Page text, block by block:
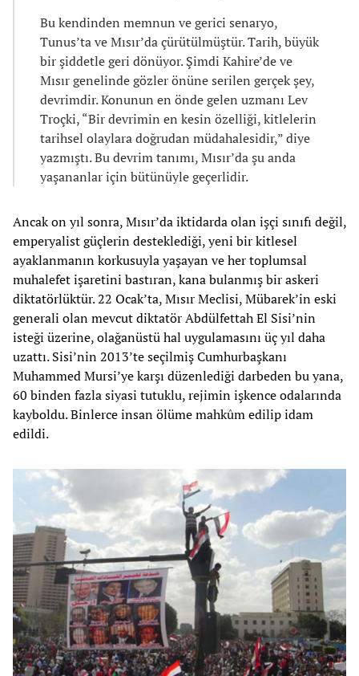
Bu kendinden memnun ve gerici senaryo,
Tunus’ta ve Mısır’da çürütülmüştür. Tarih, büyük
bir şiddetle geri dönüyor. Şimdi Kahire’de ve
Mısır genelinde gözler önüne serilen gerçek şey,
devrimdir. Konunun en önde gelen uzmanı Lev
Troçki, “Bir devrimin en kesin özelliği, kitlelerin
tarihsel olaylara doğrudan müdahalesidir,” diye
yazmıştı. Bu devrim tanımı, Mısır’da şu anda
yaşananlar için bütünüyle geçerlidir.
Ancak on yıl sonra, Mısır’da iktidarda olan işçi sınıfı değil,
emperyalist güçlerin desteklediği, yeni bir kitlesel
ayaklanmanın korkusuyla yaşayan ve her toplumsal
muhalefet işaretini bastıran, kana bulanmış bir askeri
diktatörlüktür. 22 Ocak’ta, Mısır Meclisi, Mübarek’in eski
generali olan mevcut diktatör Abdülfettah El Sisi’nin
isteği üzerine, olağanüstü hal uygulamasını üç yıl daha
uzattı. Sisi’nin 2013’te seçilmiş Cumhurbaşkanı
Muhammed Mursi’ye karşı düzenlediği darbeden bu yana,
60 binden fazla siyasi tutuklu, rejimin işkence odalarında
kayboldu. Binlerce insan ölüme mahkûm edilip idam
edildi.